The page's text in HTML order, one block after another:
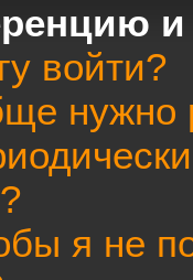
и
войти?
нужно
я не